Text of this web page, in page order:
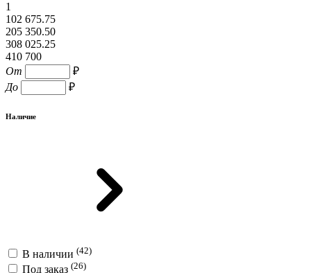
1
102 675.75
205 350.50
308 025.25
410 700
От
₽
До
₽
Наличие
В наличии (42)
Под заказ (26)